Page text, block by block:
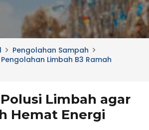
Pengolahan Sampah
Limbah B3 Ramah
Limbah agar
Hemat Energi